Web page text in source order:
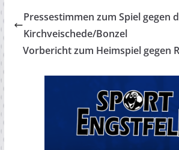
Pressestimmen zum Spiel gegen
Kirchveischede/Bonzel
Vorbericht zum Heimspiel gegen